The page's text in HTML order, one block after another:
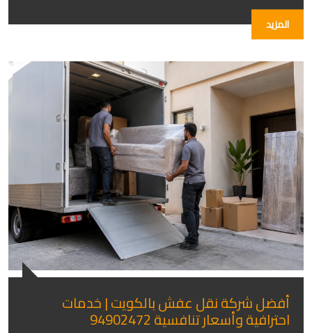
المزيد
أفضل شركة نقل عفش بالكويت | خدمات
احترافية وأسعار تنافسية 94902472